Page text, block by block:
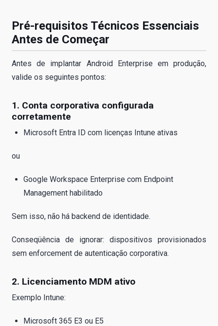
Pré-requisitos Técnicos Essenciais
Antes de Começar
Antes de implantar Android Enterprise em produção,
valide os seguintes pontos:
1. Conta corporativa configurada
corretamente
Microsoft Entra ID com licenças Intune ativas
ou
Google Workspace Enterprise com Endpoint
Management habilitado
Sem isso, não há backend de identidade.
Conseqüência de ignorar: dispositivos provisionados
sem enforcement de autenticação corporativa.
2. Licenciamento MDM ativo
Exemplo Intune:
Microsoft 365 E3 ou E5